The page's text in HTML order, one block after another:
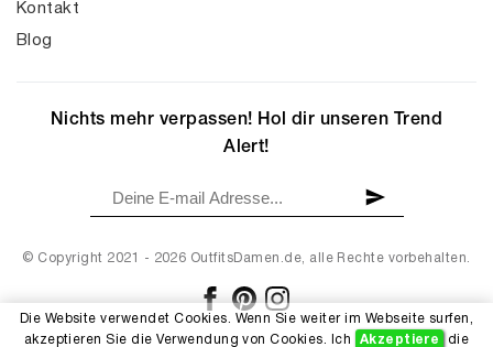
Kontakt
Blog
© Copyright 2021 - 2026 OutfitsDamen.de, alle Rechte vorbehalten.
Nichts mehr verpassen! Hol dir unseren Trend
Alert!
Die Website verwendet Cookies. Wenn Sie weiter im Webseite surfen,
akzeptieren Sie die Verwendung von Cookies. Ich
Akzeptiere die